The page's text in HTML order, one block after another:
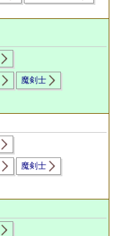
魔剣士
魔剣士